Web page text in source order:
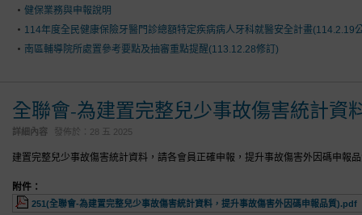
健保業務與申報說明
114年度全民健康保險牙醫門診總額特定疾病病人牙科就醫安全計畫(114.2.19
南區輔導院所處置參考要點及抽審重點提醒(113.12.28修訂)
全聯會-為建置完整兒少事故傷害統計資
詳細內容 發佈於： 28 五 2025
建置完整兒少事故傷害統計資料，請各會員正確申報，提升事故傷害外因碼申報
附件：
251(全聯會-為建置完整兒少事故傷害統計資料，提升事故傷害外因碼申報品質).pdf